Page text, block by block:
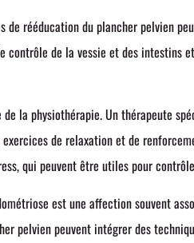
de rééducation du plancher pelvien
de la vessie et des intestins
la physiothérapie. Un thérapeute
de relaxation et de
qui peuvent être utiles pour
est une affection souvent
pelvien peuvent intégrer des